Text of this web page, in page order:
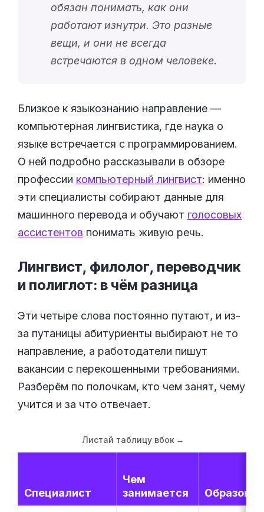
обязан понимать, как они
работают изнутри. Это разные
вещи, и они не всегда
встречаются в одном человеке.
Близкое к языкознанию направление —
компьютерная лингвистика, где наука о
языке встречается с программированием.
О ней подробно рассказывали в обзоре
профессии компьютерный лингвист: именно
эти специалисты собирают данные для
машинного перевода и обучают голосовых
ассистентов понимать живую речь.
Лингвист, филолог, переводчик
и полиглот: в чём разница
Эти четыре слова постоянно путают, и из-
за путаницы абитуриенты выбирают не то
направление, а работодатели пишут
вакансии с перекошенными требованиями.
Разберём по полочкам, кто чем занят, чему
учится и за что отвечает.
Листай таблицу вбок →
Специалист
Чем
занимается